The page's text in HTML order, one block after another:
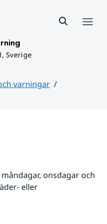
Sverige
varningar
onsdagar och
eller